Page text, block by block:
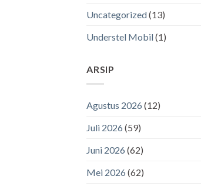
Uncategorized(13)
Understel Mobil(1)
ARSIP
Agustus 2026 (12)
Juli 2026 (59)
Juni 2026 (62)
Mei 2026 (62)